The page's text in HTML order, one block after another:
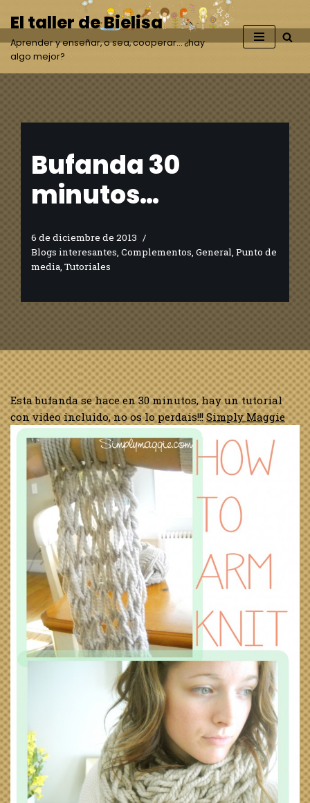
Saltar
al
contenido
El taller de Bielisa
Aprender y enseñar, o sea, cooperar… ¿hay
algo mejor?
Bufanda 30
minutos…
6 de diciembre de 2013
Blogs interesantes Complementos General Punto de
media Tutoriales
Esta bufanda se hace en 30 minutos, hay un tutorial
con video incluido, no os lo perdais!!!Simply Maggie